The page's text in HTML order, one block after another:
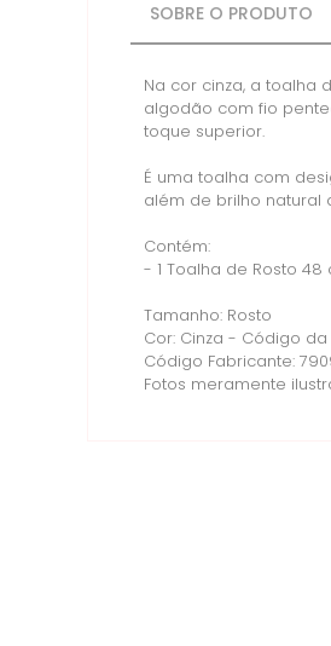
SOBRE O PRODUTO
Na cor cinza, a toalha
algodão com fio
toque superior.
É uma toalha com
além de brilho natural
Contém:
- 1 Toalha de Rosto 48
Tamanho: Rosto
Cor: Cinza - Código da
Código Fabricante:
Fotos meramente